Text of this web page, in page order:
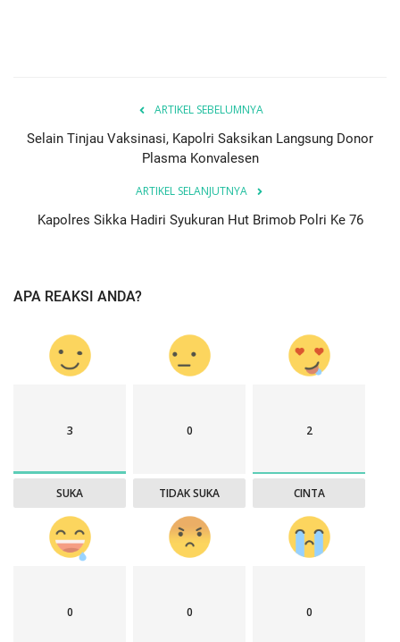
ARTIKEL SEBELUMNYA
Selain Tinjau Vaksinasi, Kapolri Saksikan Langsung Donor
Plasma Konvalesen
ARTIKEL SELANJUTNYA
Kapolres Sikka Hadiri Syukuran Hut Brimob Polri Ke 76
APA REAKSI ANDA?
3
SUKA
0
TIDAK SUKA
2
CINTA
0 0 0